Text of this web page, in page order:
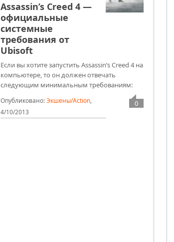
Assassin’s Creed 4 —
официальные
системные
требования от
Ubisoft
Если вы хотите запустить Assassin’s Creed 4 на
компьютере, то он должен отвечать
следующим минимальным требованиям:
Опубликовано:Экшены/Action,
4/10/2013
0